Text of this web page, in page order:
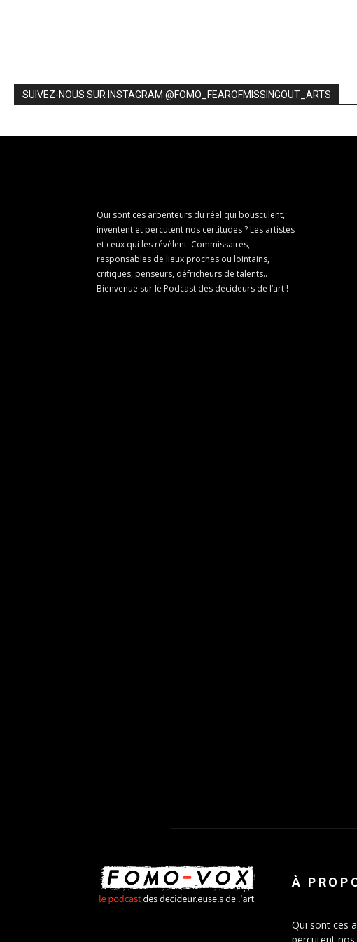
SUIVEZ-NOUS SUR INSTAGRAM @FOMO_FEAROFMISSINGOUT_ARTS
Qui sont ces arpenteurs du réel qui bousculent,
inventent et percutent nos certitudes ? Les artistes
et ceux qui les révèlent. Commissaires,
responsables de lieux proches ou lointains,
critiques, penseurs, défricheurs de talents..
Bienvenue sur le Podcast des décideurs de l’art !
À
Qui sont ces